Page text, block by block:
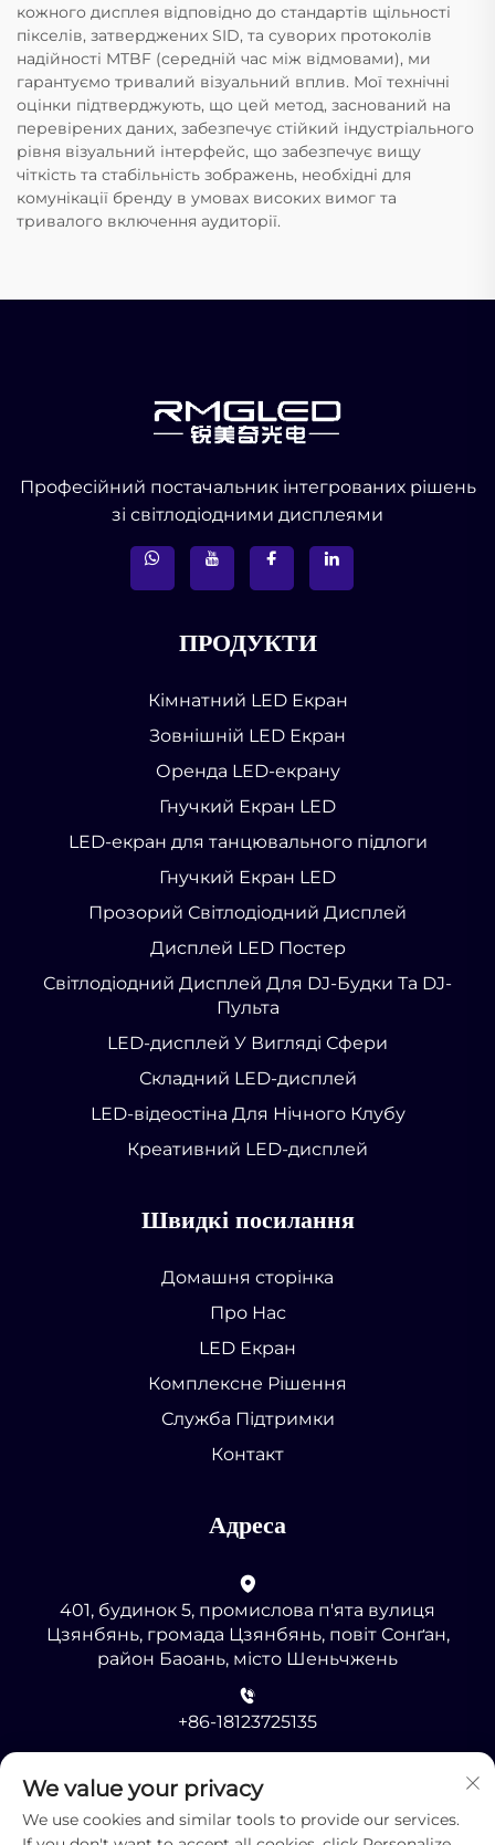
кожного дисплея відповідно до стандартів щільності
пікселів, затверджених SID, та суворих протоколів
надійності MTBF (середній час між відмовами), ми
гарантуємо тривалий візуальний вплив. Мої технічні
оцінки підтверджують, що цей метод, заснований на
перевірених даних, забезпечує стійкий індустріального
рівня візуальний інтерфейс, що забезпечує вищу
чіткість та стабільність зображень, необхідні для
комунікації бренду в умовах високих вимог та
тривалого включення аудиторії.
Професійний постачальник інтегрованих рішень
зі світлодіодними дисплеями
ПРОДУКТИ
Кімнатний LED Екран
Зовнішній LED Екран
Оренда LED-екрану
Гнучкий Екран LED
LED-екран для танцювального підлоги
Гнучкий Екран LED
Прозорий Світлодіодний Дисплей
Дисплей LED Постер
Світлодіодний Дисплей Для DJ-Будки Та DJ-
Пульта
LED-дисплей У Вигляді Сфери
Складний LED-дисплей
LED-відеостіна Для Нічного Клубу
Креативний LED-дисплей
Швидкі посилання
Домашня сторінка
Про Нас
LED Екран
Комплексне Рішення
Служба Підтримки
Контакт
Адреса
401, будинок 5, промислова п'ята вулиця
Цзянбянь, громада Цзянбянь, повіт Сонґан,
район Баоань, місто Шеньчжень
+86-18123725135
[email protected]
We value your privacy
We use cookies and similar tools to provide our services.